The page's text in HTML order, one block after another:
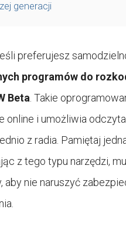
generacji
preferujesz
programów do
Beta. Takie
online i umożliwia
z radia. Pamiętaj
z tego typu narzędzi,
aby nie naruszyć